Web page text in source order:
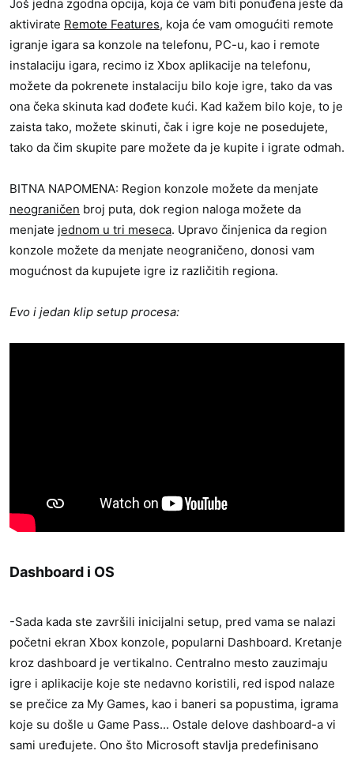
Još jedna zgodna opcija, koja će vam biti ponuđena jeste da
aktivirate Remote Features, koja će vam omogućiti remote
igranje igara sa konzole na telefonu, PC-u, kao i remote
instalaciju igara, recimo iz Xbox aplikacije na telefonu,
možete da pokrenete instalaciju bilo koje igre, tako da vas
ona čeka skinuta kad dođete kući. Kad kažem bilo koje, to je
zaista tako, možete skinuti, čak i igre koje ne posedujete,
tako da čim skupite pare možete da je kupite i igrate odmah.
BITNA NAPOMENA: Region konzole možete da menjate
neograničen broj puta, dok region naloga možete da
menjate jednom u tri meseca. Upravo činjenica da region
konzole možete da menjate neograničeno, donosi vam
mogućnost da kupujete igre iz različitih regiona.
Evo i jedan klip setup procesa:
Dashboard i OS​
-Sada kada ste završili inicijalni setup, pred vama se nalazi
početni ekran Xbox konzole, popularni Dashboard. Kretanje
kroz dashboard je vertikalno. Centralno mesto zauzimaju
igre i aplikacije koje ste nedavno koristili, red ispod nalaze
se prečice za My Games, kao i baneri sa popustima, igrama
koje su došle u Game Pass... Ostale delove dashboard-a vi
sami uređujete. Ono što Microsoft stavlja predefinisano